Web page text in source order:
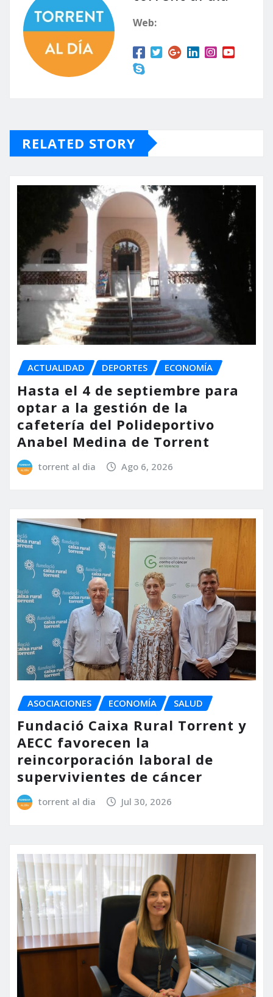
Web:
RELATED STORY
ACTUALIDAD DEPORTES ECONOMÍA
Hasta el 4 de septiembre para
optar a la gestión de la
cafetería del Polideportivo
Anabel Medina de Torrent
torrent al dia Ago 6, 2026
ASOCIACIONES ECONOMÍA SALUD
Fundació Caixa Rural Torrent y
AECC favorecen la
reincorporación laboral de
supervivientes de cáncer
torrent al dia Jul 30, 2026